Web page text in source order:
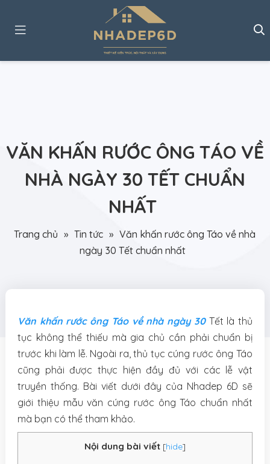
VĂN KHẤN RƯỚC ÔNG TÁO VỀ
NHÀ NGÀY 30 TẾT CHUẨN
NHẤT
Trang chủ » Tin tức » Văn khấn rước ông Táo về nhà
ngày 30 Tết chuẩn nhất
Văn khấn rước ông Táo về nhà ngày 30Tết là thủ
tục không thể thiếu mà gia chủ cần phải chuẩn bị
trước khi làm lễ. Ngoài ra, thủ tục cúng rước ông Táo
cũng phải được thực hiện đầy đủ với các lễ vật
truyền thống. Bài viết dưới đây của Nhadep 6D sẽ
giới thiệu mẫu văn cúng rước ông Táo chuẩn nhất
mà bạn có thể tham khảo.
Nội dung bài viết [hide]